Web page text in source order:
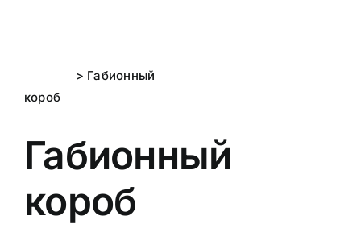
> Габионный
короб
Габионный
короб